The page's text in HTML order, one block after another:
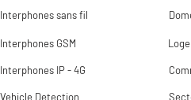
Interphones sans fil
Interphones GSM
Interphones IP - 4G
Vehicle Detection